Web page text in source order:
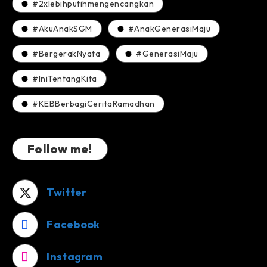
#2xlebihputihmengencangkan
#AkuAnakSGM #AnakGenerasiMaju
#BergerakNyata #GenerasiMaju
#IniTentangKita
#KEBBerbagiCeritaRamadhan
Follow me!
Twitter
Facebook
Instagram